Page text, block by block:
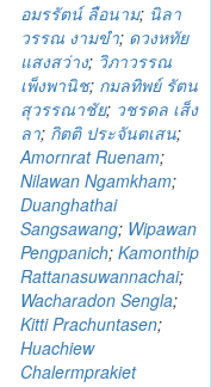
อมรรัตน์ ลือนาม; นิลา
วรรณ งามขํา; ดวงหทัย
แสงสว่าง; วิภาวรรณ
เพ็งพานิช; กมลทิพย์ รัตน
สุวรรณาชัย; วชรดล เส็ง
ลา; กิตติ ประจันตเสน;
Amornrat Ruenam;
Nilawan Ngamkham;
Duanghathai
Sangsawang; Wipawan
Pengpanich; Kamonthip
Rattanasuwannachai;
Wacharadon Sengla;
Kitti Prachuntasen;
Huachiew
Chalermprakiet